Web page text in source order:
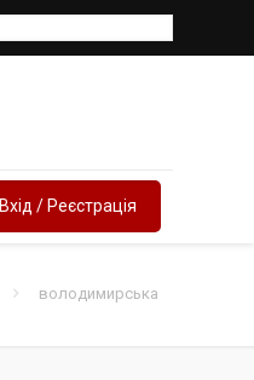
Вхід / Реєстрація
володимирська